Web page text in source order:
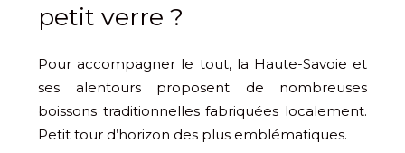
petit verre ?
Pour accompagner le tout, la Haute-Savoie et
ses alentours proposent de nombreuses
boissons traditionnelles fabriquées localement.
Petit tour d’horizon des plus emblématiques.